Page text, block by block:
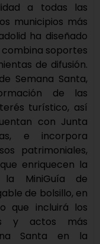
a todas las
municipios más
ha diseñado
soportes
de difusión.
Semana Santa,
de las
turístico, así
con Junta
e incorpora
patrimoniales,
enriquecen la
la MiniGuía de
de bolsillo, en
que incluirá los
y actos más
Santa en la